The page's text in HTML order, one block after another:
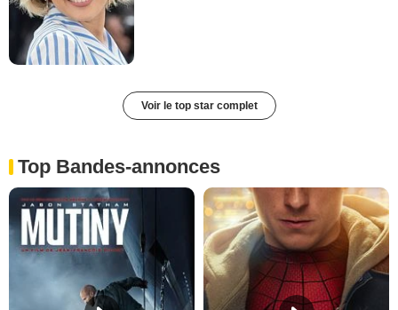
Voir le top star complet
Top Bandes-annonces